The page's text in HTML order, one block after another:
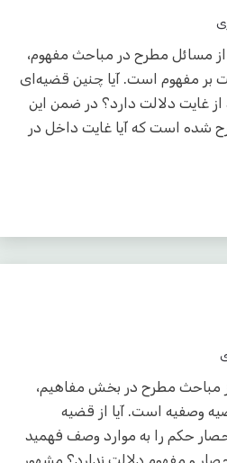
۱۵ مهر ۱۴۰۳ یکی از مسائل مطرح در مباحث مفهوم،
بر مفهوم است. آیا چنین قضیه‌ای
غایت دلالت دارد؟ در ضمن این
شده است که آیا غایت داخل در
۱ مهر ۱۴۰۳ یکی از مباحث مطرح در بخش مفاهیم،
وصفیه است. آیا از قضیه
حکم را به موارد وصف فهمید